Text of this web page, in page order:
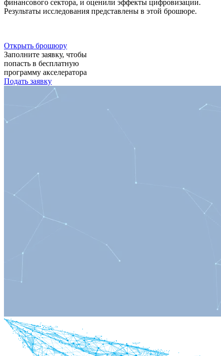
финансового сектора, и оценили эффекты цифровизации.
Результаты исследования представлены в этой брошюре.
Открыть брошюру
Заполните заявку, чтобы
попасть в бесплатную
программу акселератора
Подать заявку